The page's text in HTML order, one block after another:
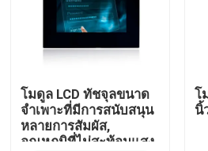
บ้าน
โมดูล LCD ทัชจุลขนาด
จําเพาะที่มีการสนับสนุน
หลายการสัมผัส,
อุณหภูมิที่ไม่สะท้อนแสง
โ
นิ้